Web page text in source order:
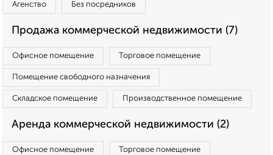
Агенство Без посредников
Продажа коммерческой недвижимости (7)
Офисное помещение Торговое помещение
Помещение свободного назначения
Складское помещение Производственное помещение
Аренда коммерческой недвижимости (2)
Офисное помещение Торговое помещение